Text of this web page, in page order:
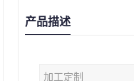
产品描述
加工定制